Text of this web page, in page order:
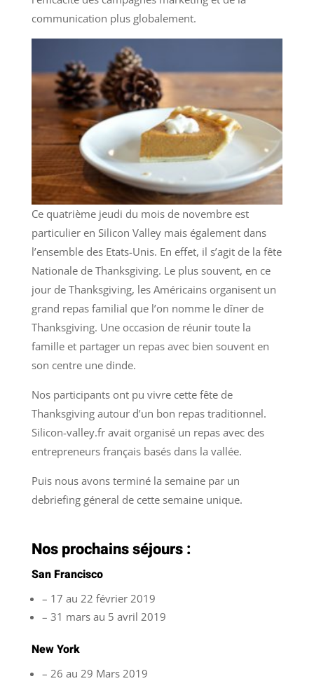
communication plus globalement.
Ce quatrième jeudi du mois de novembre est
particulier en Silicon Valley mais également dans
l’ensemble des Etats-Unis. En effet, il s’agit de la fête
Nationale de Thanksgiving. Le plus souvent, en ce
jour de Thanksgiving, les Américains organisent un
grand repas familial que l’on nomme le dîner de
Thanksgiving. Une occasion de réunir toute la
famille et partager un repas avec bien souvent en
son centre une dinde.
Nos participants ont pu vivre cette fête de
Thanksgiving autour d’un bon repas traditionnel.
Silicon-valley.fr avait organisé un repas avec des
entrepreneurs français basés dans la vallée.
Puis nous avons terminé la semaine par un
debriefing géneral de cette semaine unique.
Nos prochains séjours :
San Francisco
– 17 au 22 février 2019
– 31 mars au 5 avril 2019
New York
– 26 au 29 Mars 2019